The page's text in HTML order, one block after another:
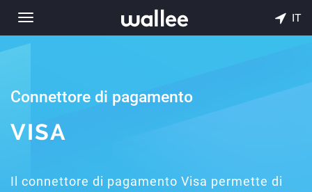
Toggle
navigation
IT
Connettore di pagamento
VISA
Il connettore di pagamento Visa permette di